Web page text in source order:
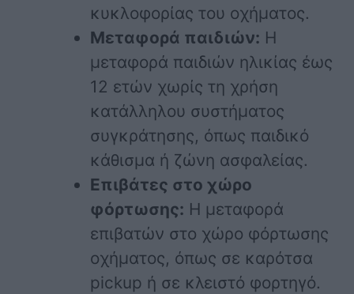
κυκλοφορίας του οχήματος.
Μεταφορά παιδιών: Η
μεταφορά παιδιών ηλικίας έως
12 ετών χωρίς τη χρήση
κατάλληλου συστήματος
συγκράτησης, όπως παιδικό
κάθισμα ή ζώνη ασφαλείας.
Επιβάτες στο χώρο
φόρτωσης: Η μεταφορά
επιβατών στο χώρο φόρτωσης
οχήματος, όπως σε καρότσα
pickup ή σε κλειστό φορτηγό.